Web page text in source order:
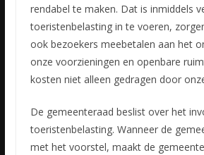
rendabel te maken. Dat is inmiddels
toeristenbelasting in te voeren,
ook bezoekers meebetalen aan het
onze voorzieningen en openbare
kosten niet alleen gedragen door
De gemeenteraad beslist over het
toeristenbelasting. Wanneer de
met het voorstel, maakt de